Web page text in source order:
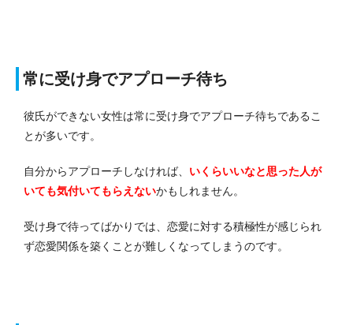
常に受け身でアプローチ待ち
彼氏ができない女性は常に受け身でアプローチ待ちであるこ
とが多いです。
自分からアプローチしなければ、 いくらいいなと思った人が
いても気付いてもらえないかもしれません。
受け身で待ってばかりでは、恋愛に対する積極性が感じられ
ず恋愛関係を築くことが難しくなってしまうのです。